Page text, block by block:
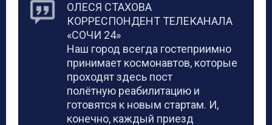
ОЛЕСЯ СТАХОВА
КОРРЕСПОНДЕНТ ТЕЛЕКАНАЛА
«СОЧИ 24»
Наш город всегда гостеприимно
принимает космонавтов, которые
проходят здесь пост
полётную реабилитацию и
готовятся к новым стартам. И,
конечно, каждый приезд